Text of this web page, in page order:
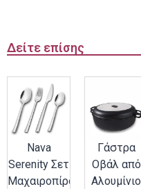
Δείτε επίσης
Nava
Serenity Σετ
Μαχαιροπίρουνα
Γάστρα
Οβάλ από
Αλουμίνιο